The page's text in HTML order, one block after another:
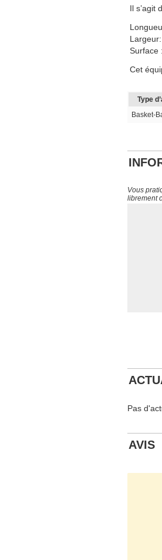
Il s’agit
Surface
Cet
Type
Basket-
Vous
librement
Pas
AVIS